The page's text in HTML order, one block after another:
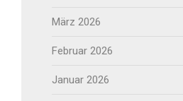
März 2026
Februar 2026
Januar 2026